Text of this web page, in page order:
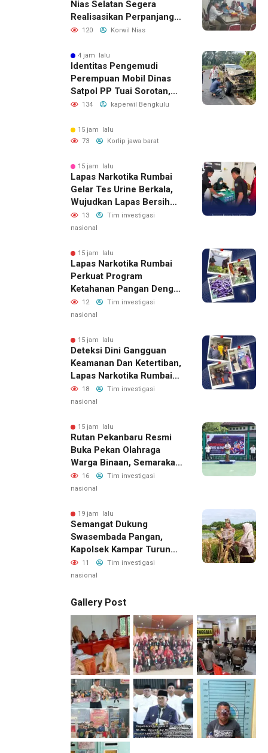
Nias Selatan Segera
Realisasikan Perpanjangan
Masa Jabatan BPD, Soroti
Kesejahteraan Anggota
120 Korwil Nias
4 jam lalu
Identitas Pengemudi
Perempuan Mobil Dinas
Satpol PP Tuai Sorotan,
Publik Pertanyakan Izin
134 kaperwil Bengkulu
15 jam lalu
73
Korlip jawa barat
15 jam lalu
Lapas Narkotika Rumbai
Gelar Tes Urine Berkala,
Wujudkan Lapas Bersih
Dari Narkoba
13
Tim investigasi
nasional
15 jam lalu
Lapas Narkotika Rumbai
Perkuat Program
Ketahanan Pangan Dengan
Memanen Terong
12
Tim investigasi
nasional
15 jam lalu
Deteksi Dini Gangguan
Keamanan Dan Ketertiban,
Lapas Narkotika Rumbai
Gelar Razia Rutin Blok
Hunian
18
Tim investigasi
nasional
15 jam lalu
Rutan Pekanbaru Resmi
Buka Pekan Olahraga
Warga Binaan, Semarakan
HUT RI Ke-81
16
Tim investigasi
nasional
19 jam lalu
Semangat Dukung
Swasembada Pangan,
Kapolsek Kampar Turun
Langsung Panen Jagung
Di Sendayan
11
Tim investigasi
nasional
Gallery Post